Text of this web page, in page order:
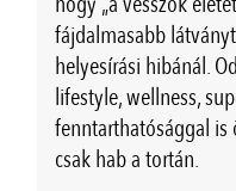
fájdalmasabb
helyesírási hibánál.
lifestyle, wellness,
fenntarthatósággal is
csak hab a tortán.